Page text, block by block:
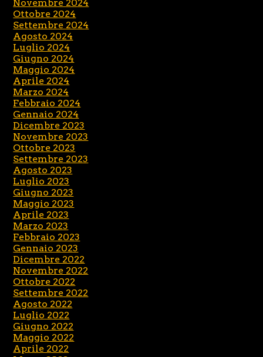
Novembre 2024
Ottobre 2024
Settembre 2024
Agosto 2024
Luglio 2024
Giugno 2024
Maggio 2024
Aprile 2024
Marzo 2024
Febbraio 2024
Gennaio 2024
Dicembre 2023
Novembre 2023
Ottobre 2023
Settembre 2023
Agosto 2023
Luglio 2023
Giugno 2023
Maggio 2023
Aprile 2023
Marzo 2023
Febbraio 2023
Gennaio 2023
Dicembre 2022
Novembre 2022
Ottobre 2022
Settembre 2022
Agosto 2022
Luglio 2022
Giugno 2022
Maggio 2022
Aprile 2022